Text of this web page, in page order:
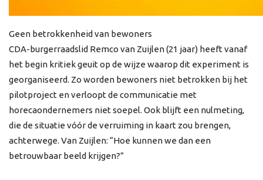
Geen betrokkenheid van bewoners
CDA-burgerraadslid Remco van Zuijlen (21 jaar) heeft vanaf
het begin kritiek geuit op de wijze waarop dit experiment is
georganiseerd. Zo worden bewoners niet betrokken bij het
pilotproject en verloopt de communicatie met
horecaondernemers niet soepel. Ook blijft een nulmeting,
die de situatie vóór de verruiming in kaart zou brengen,
achterwege. Van Zuijlen: “Hoe kunnen we dan een
betrouwbaar beeld krijgen?”